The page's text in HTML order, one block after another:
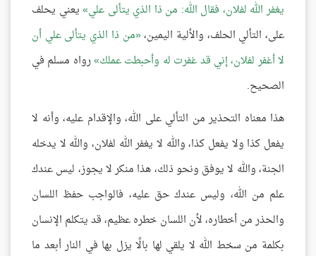
يغفر الله لفلان، فقال الله: من ذا الذي يتألى علي يعني يحلف
على، التألي الحلف، والألية اليمين، من ذا الذي يتألى علي أن
لا أغفر لفلان، إني قد غفرت له وأحبطت عملك رواه مسلم في
الصحيح.
هذا معناه التحذير من التألي على الله، والإقدام عليه، وأنه لا
يفعل كذا ولا يفعل كذا، والله لا يغفر الله لفلان، والله لا يدخله
الجنة، والله لا يوفق ونحو ذلك، هذا منكر لا يجوز، ليس عندك
علم من الله، وليس عندك حق عليه، فالواجب حفظ اللسان
والحذر من أخطاره، لأن اللسان خطره عظيم، قد يتكلم الإنسان
بكلمة من سخط الله لا يلقي لها بالًا يزل بها في النار أبعد ما